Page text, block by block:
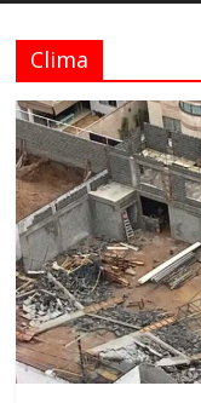
Clima